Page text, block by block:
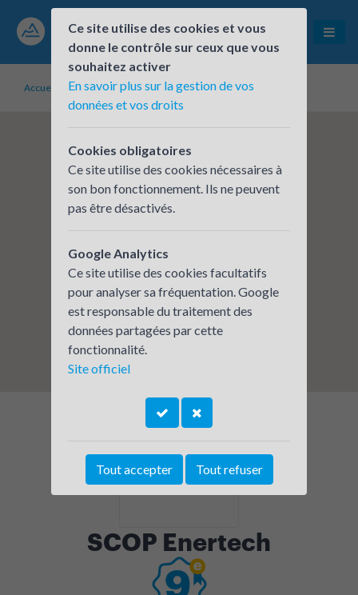
Accueil Établissements inscrits SCOP Enertech
SCOP Enertech
Ce site utilise des cookies et vous
donne le contrôle sur ceux que vous
souhaitez activer
En savoir plus sur la gestion de vos
données et vos droits
Cookies obligatoires
Ce site utilise des cookies nécessaires à
son bon fonctionnement. Ils ne peuvent
pas être désactivés.
Google Analytics
Ce site utilise des cookies facultatifs
pour analyser sa fréquentation. Google
est responsable du traitement des
données partagées par cette
fonctionnalité.
Site officiel
Tout accepter Tout refuser